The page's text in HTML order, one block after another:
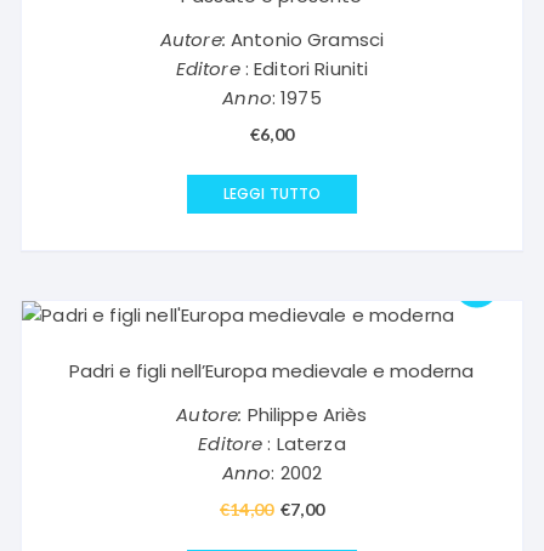
Autore: Antonio Gramsci
Editore: Editori Riuniti
Anno: 1975
€6,00
LEGGI TUTTO
Padri e figli nell’Europa medievale e moderna
Autore: Philippe Ariès
Editore: Laterza
Anno: 2002
€14,00 Il
€7,00Il